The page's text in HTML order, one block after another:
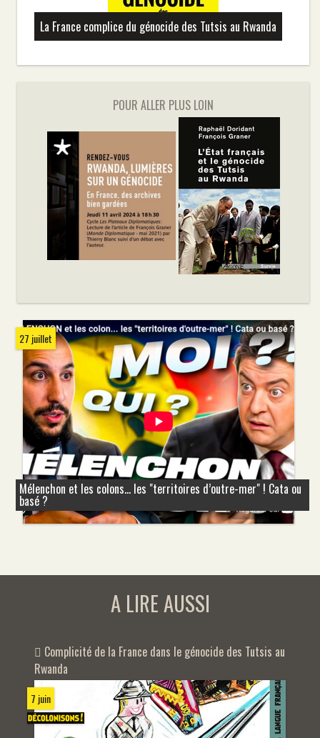
La France complice du génocide des Tutsis au Rwanda
POUR ALLER PLUS LOIN
27 juillet
Mélenchon et les colons... les "territoires d’outre-mer" ! Cata ou
basé ?
A LIRE AUSSI
Complicité de la France dans le génocide des Tutsis au
Rwanda
7 juin